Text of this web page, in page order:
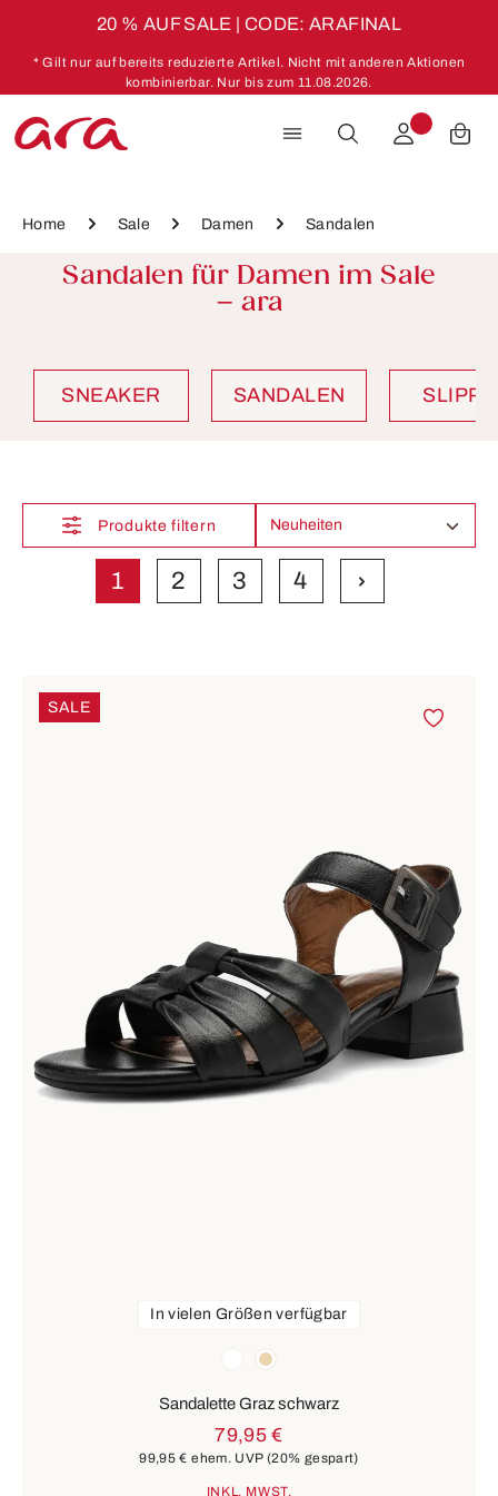
20 % AUF SALE | CODE: ARAFINAL
* Gilt nur auf bereits reduzierte Artikel. Nicht mit anderen Aktionen
kombinierbar. Nur bis zum 11.08.2026.
Home Sale Damen Sandalen
Sandalen für Damen im Sale
– ara
SNEAKER SANDALEN
Seite
1 Seite
2 Seite
3 Seite
4
Produkte filtern
SALE
beige
In vielen Größen verfügbar
Sandalette Graz schwarz
79,95 €
99,95 € ehem. UVP (20% gespart)
INKL. MWST.